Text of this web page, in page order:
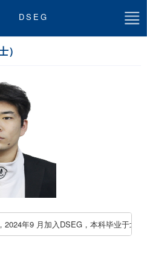
DSEG
）
2024年9 月加入DSEG，本科毕业于北